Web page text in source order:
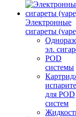
Электронные
сигареты
эл.
POD
системы
для POD
систем